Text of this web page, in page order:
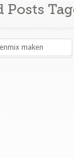
Posts